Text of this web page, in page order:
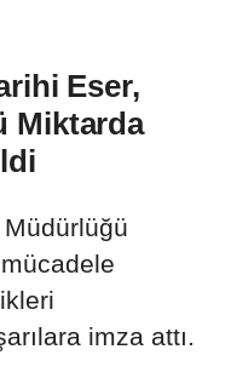
Eser,
Miktarda
imza attı.